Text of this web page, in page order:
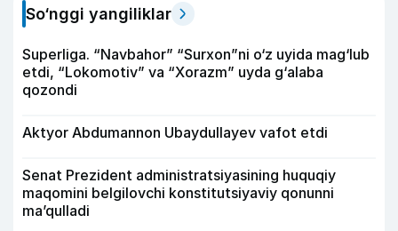
So‘nggi yangiliklar
Superliga. “Navbahor” “Surxon”ni o‘z uyida mag‘lub
etdi, “Lokomotiv” va “Xorazm” uyda g‘alaba
qozondi
Aktyor Abdu­mannon Ubaydullayev vafot etdi
Senat Prezident administratsiyasining huquqiy
maqomini belgilovchi konstitutsiyaviy qonunni
ma’qulladi